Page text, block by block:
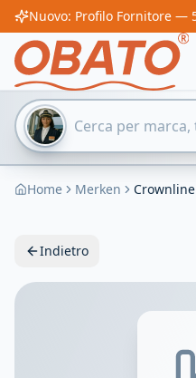
Home Merken Crownline
Indietro